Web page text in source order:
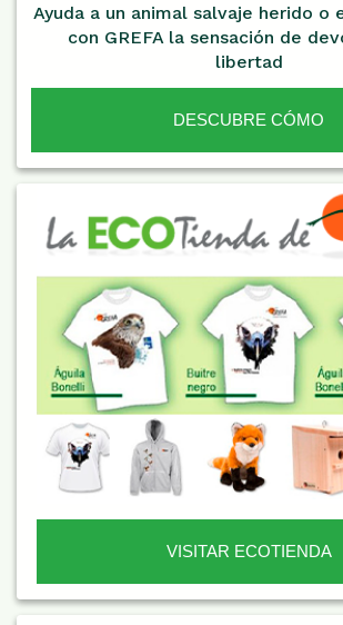
Ayuda a un animal salvaje herido o
con GREFA la sensación de
libertad
DESCUBRE CÓMO
VISITAR ECOTIENDA